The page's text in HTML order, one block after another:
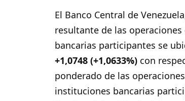
El Banco Central de
resultante de las
bancarias participantes se
+1,0748 (+1,0633%) con
ponderado de las
instituciones bancarias